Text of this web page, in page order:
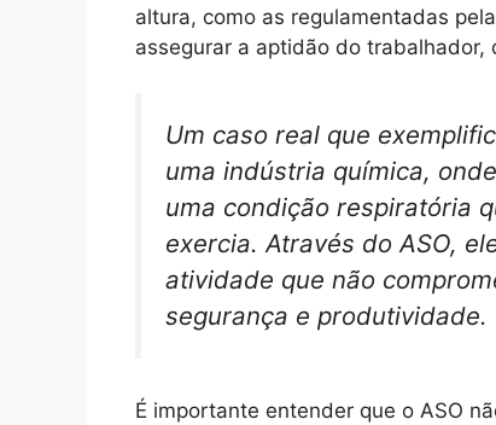
altura, como as regulamentadas pela
assegurar a aptidão do
Um caso real que
uma indústria química,
uma condição respiratória
exercia. Através do ASO,
atividade que não
segurança e produtividade.
É importante entender que o ASO